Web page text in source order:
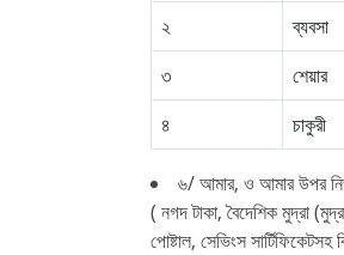
২
ব্যবসা
৩
শেয়ার
৪
চাকুরী
৬/ আমার, ও আমার উপর
( নগদ টাকা, বৈদেশিক মুদ্রা
পোষ্টাল, সেভিংস